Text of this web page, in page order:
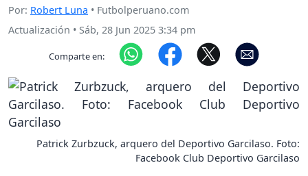
Por: Robert Luna • Futbolperuano.com
Actualización • Sáb, 28 Jun 2025 3:34 pm
Comparte en:
Patrick Zurbzuck, arquero del Deportivo Garcilaso. Foto:
Facebook Club Deportivo Garcilaso